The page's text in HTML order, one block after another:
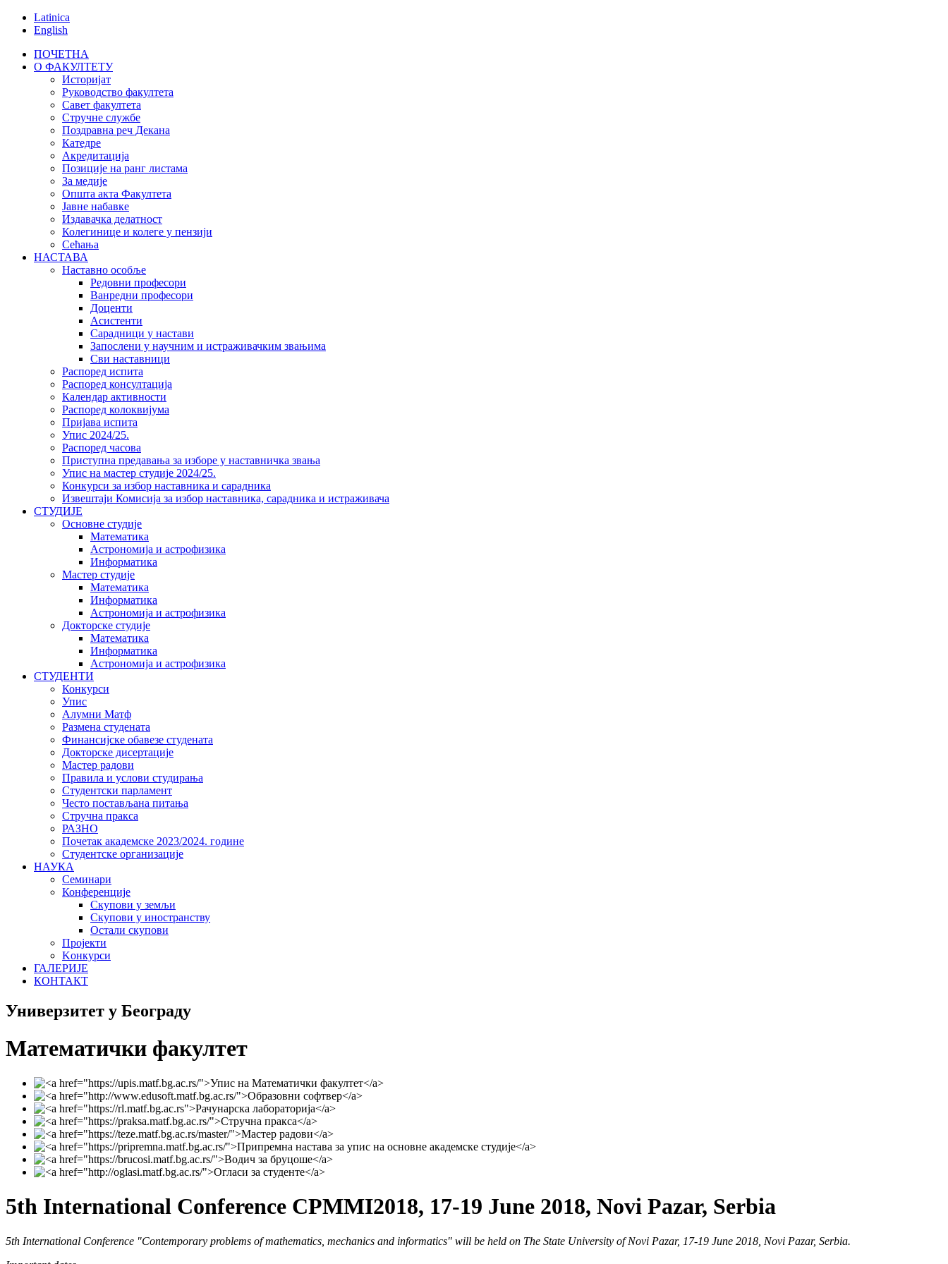
Latinica
English
ПОЧЕТНА
О ФАКУЛТЕТУ
Историјат
Руководство факултета
Савет факултета
Стручне службе
Поздравна реч Декана
Катедре
Акредитација
Позиције на ранг листама
За медије
Општа акта Факултета
Јавне набавке
Издавачка делатност
Колегинице и колеге у пензији
Сећања
НАСТАВА
Наставно особље
Редовни професори
Ванредни професори
Доценти
Асистенти
Сарадници у настави
Запослени у научним и истраживачким звањима
Сви наставници
Распоред испита
Распоред консултација
Календар активности
Распоред колоквијума
Пријава испита
Упис 2024/25.
Распоред часова
Приступна предавања за изборе у наставничка звања
Упис на мастер студије 2024/25.
Конкурси за избор наставника и сарадника
Извештаји Комисија за избор наставника, сарадника и истраживача
СТУДИЈЕ
Основне студије
Математика
Астрономија и астрофизика
Информатика
Мастер студије
Математика
Информатика
Астрономија и астрофизика
Докторске студије
Математика
Информатика
Астрономија и астрофизика
СТУДЕНТИ
Конкурси
Упис
Алумни Матф
Размена студената
Финансијске обавезе студената
Докторске дисертације
Мастер радови
Правила и услови студирања
Студентски парламент
Често постављана питања
Стручна пракса
РАЗНО
Почетак академске 2023/2024. године
Студентске организације
НАУКА
Семинари
Конференције
Скупови у земљи
Скупови у иностранству
Остали скупови
Пројекти
Koнкурси
ГАЛЕРИЈЕ
КОНТАКТ
Универзитет у Београду
Математички факултет
5th International Conference CPMMI2018, 17-19 June 2018, Novi Pazar, Serbia
5th International Conference "Contemporary problems of mathematics, mechanics and informatics" will be held on The State University of Novi Pazar, 17-19 June 2018, Novi Pazar, Serbia.